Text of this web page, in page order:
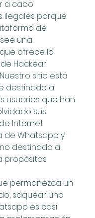
a cabo
ilegales porque
de
una
ofrece la
Hackear
sitio está
destinado a
usuarios que han
sus
Internet
de Whatsapp y
destinado a
propósitos
permanezca un
saquear una
es casi